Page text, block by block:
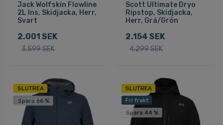
Jack Wolfskin Flowline
2L Ins, Skidjacka, Herr,
Svart
2.001 SEK
3.599 SEK
Scott Ultimate Dryo
Ripstop, Skidjacka,
Herr, Grå/Grön
2.154 SEK
4.299 SEK
SLUTREA
Fri frakt
Spara 66 %
SLUTREA
Fri frakt
Spara 44 %